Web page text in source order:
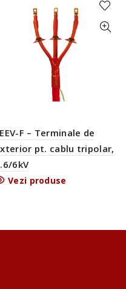
F – Terminale de
pt. cablu tripolar,
6kV
Vezi produse